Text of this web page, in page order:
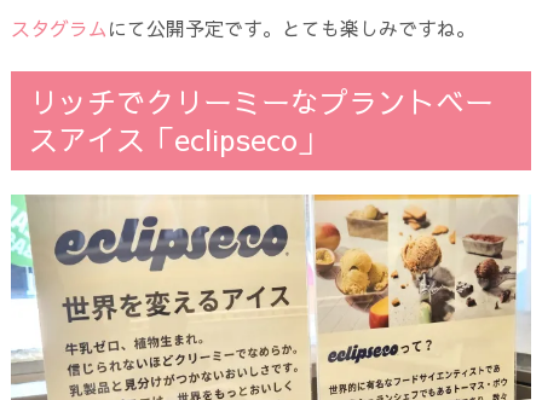
スタグラムにて公開予定です。とても楽しみですね。
リッチでクリーミーなプラントベー
スアイス「eclipseco」